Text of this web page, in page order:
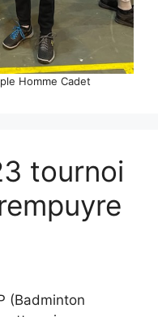
Homme Cadet
tournoi
(Badminton